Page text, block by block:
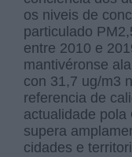
os niveis de
particulado
entre 2010 e
mantivéronse
con 31,7 ug/m3
referencia de
actualidade pola
supera
cidades e